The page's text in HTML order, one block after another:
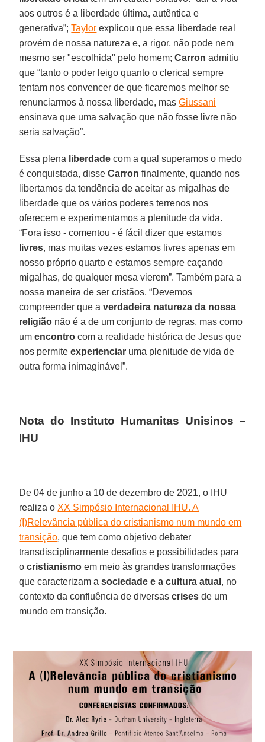
aos outros é a liberdade última, autêntica e
generativa”;Taylor explicou que essa liberdade real
provém de nossa natureza e, a rigor, não pode nem
mesmo ser "escolhida" pelo homem;Carron admitiu
que “tanto o poder leigo quanto o clerical sempre
tentam nos convencer de que ficaremos melhor se
renunciarmos à nossa liberdade, masGiussani
ensinava que uma salvação que não fosse livre não
seria salvação”.
Essa plena liberdade com a qual superamos o medo
é conquistada, disseCarron finalmente, quando nos
libertamos da tendência de aceitar as migalhas de
liberdade que os vários poderes terrenos nos
oferecem e experimentamos a plenitude da vida.
“Fora isso - comentou - é fácil dizer que estamos
livres, mas muitas vezes estamos livres apenas em
nosso próprio quarto e estamos sempre caçando
migalhas, de qualquer mesa vierem”. Também para a
nossa maneira de ser cristãos. “Devemos
compreender que averdadeira natureza da nossa
religião não é a de um conjunto de regras, mas como
umencontro com a realidade histórica de Jesus que
nos permiteexperienciar uma plenitude de vida de
outra forma inimaginável”.
Nota do Instituto Humanitas Unisinos –
IHU
De 04 de junho a 10 de dezembro de 2021, o IHU
realiza o XX Simpósio Internacional IHU. A
(I)Relevância pública do cristianismo num mundo em
transição, que tem como objetivo debater
transdisciplinarmente desafios e possibilidades para
ocristianismo em meio às grandes transformações
que caracterizam asociedade e a cultura atual , no
contexto da confluência de diversascrises de um
mundo em transição.